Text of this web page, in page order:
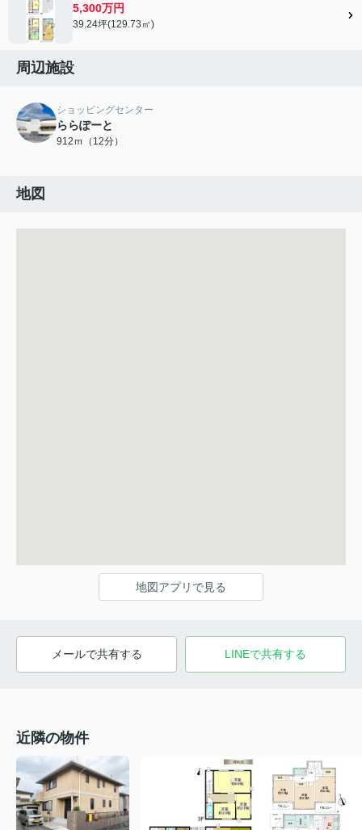
5,300万円
39.24坪(129.73㎡)
周辺施設
ショッピングセンター
ららぽーと
912ｍ（12分）
地図
地図アプリで見る
メールで共有する LINEで共有する
近隣の物件